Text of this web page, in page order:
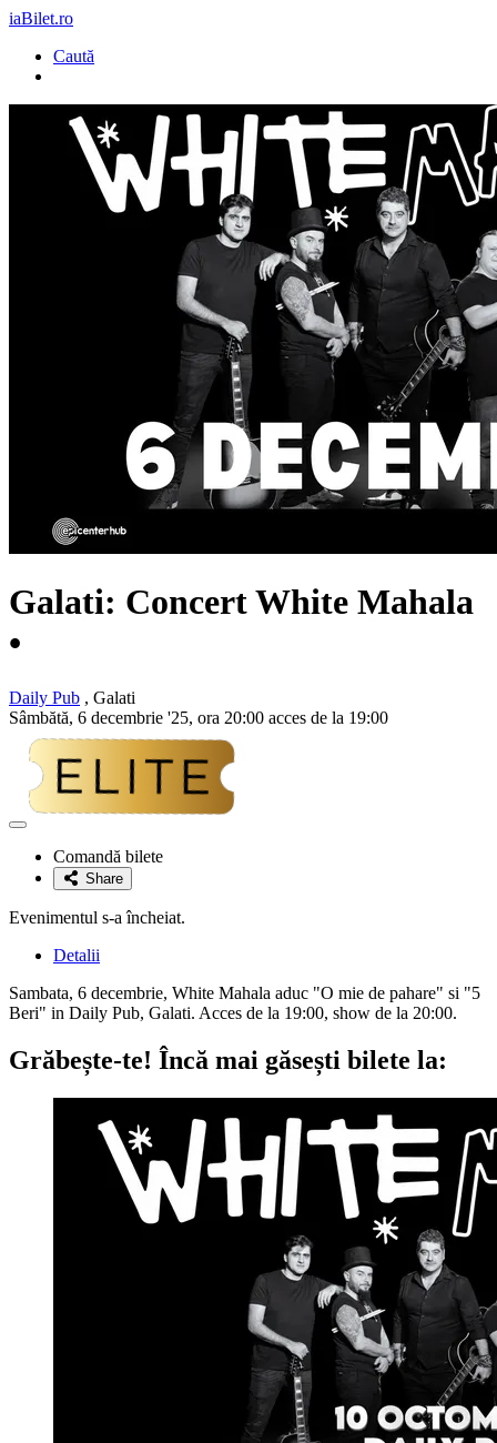
iaBilet.ro
Caută
Galati: Concert White Mahala
•
Daily Pub , Galati
Sâmbătă, 6 decembrie '25, ora 20:00 acces de la 19:00
Adaugă
favoriteComandă bilete
Share
Evenimentul s-a încheiat.
Detalii
Sambata, 6 decembrie, White Mahala aduc "O mie de pahare" si "5
Beri" in Daily Pub, Galati. Acces de la 19:00, show de la 20:00.
Grăbește-te! Încă mai găsești bilete la: